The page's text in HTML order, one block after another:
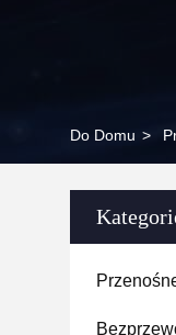
Do Domu >